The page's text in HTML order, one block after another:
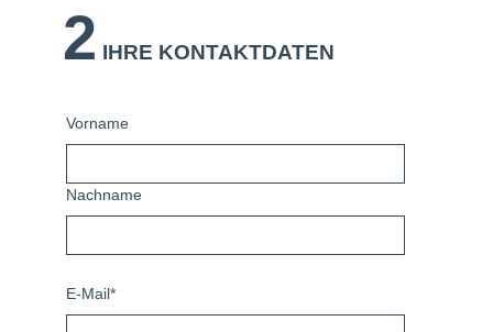
2 IHRE KONTAKTDATEN
Vorname
Nachname
E-Mail*